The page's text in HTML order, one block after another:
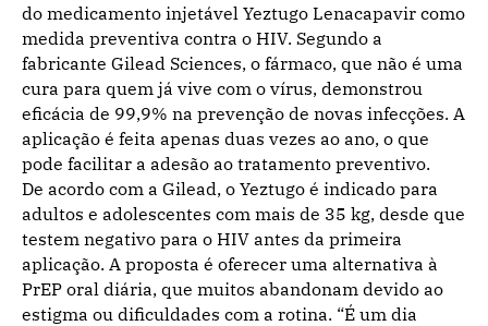
do medicamento injetável Yeztugo Lenacapavir como
medida preventiva contra o HIV. Segundo a
fabricante Gilead Sciences, o fármaco, que não é uma
cura para quem já vive com o vírus, demonstrou
eficácia de 99,9% na prevenção de novas infecções. A
aplicação é feita apenas duas vezes ao ano, o que
pode facilitar a adesão ao tratamento preventivo.
De acordo com a Gilead, o Yeztugo é indicado para
adultos e adolescentes com mais de 35 kg, desde que
testem negativo para o HIV antes da primeira
aplicação. A proposta é oferecer uma alternativa à
PrEP oral diária, que muitos abandonam devido ao
estigma ou dificuldades com a rotina. “É um dia